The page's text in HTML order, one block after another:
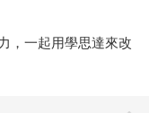
，一起用學思達來改